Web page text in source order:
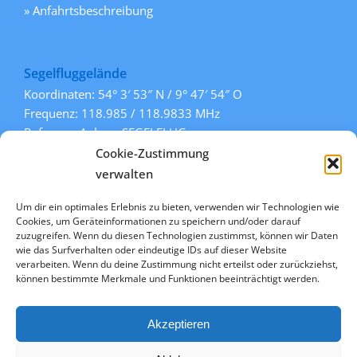
Cookie-Zustimmung
verwalten
Um dir ein optimales Erlebnis zu bieten, verwenden wir Technologien wie
Cookies, um Geräteinformationen zu speichern und/oder darauf
zuzugreifen. Wenn du diesen Technologien zustimmst, können wir Daten
wie das Surfverhalten oder eindeutige IDs auf dieser Website
verarbeiten. Wenn du deine Zustimmung nicht erteilst oder zurückziehst,
können bestimmte Merkmale und Funktionen beeinträchtigt werden.
Akzeptieren
» Anfahrtsbeschreibung
Segelfluggelände
Koordinaten: 54° 3′ 53″ N / 9° 47′ 54″ O
Frequenz: 118.985 / 118.9833 MHz
Rufname: Aukrug SEGELFLUG
Pisten: 108° / 288° (Gras)
» mehr Informationen
Links
» Kontakt
» Datenschutz